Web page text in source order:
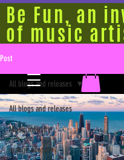
Be Fun, an
of music
Post
All blogs and releases
Music Industry
orange economy
All blogs and releases